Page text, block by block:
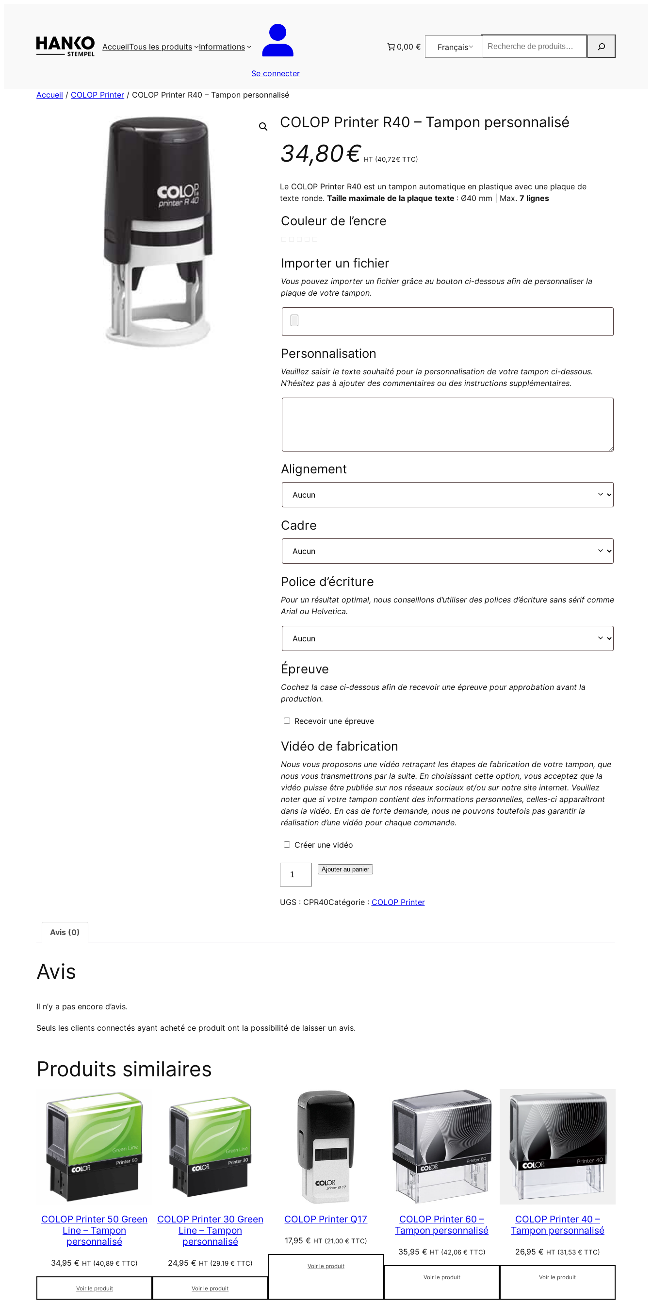
AccueilTous les produits Informations
Se connecter
0,00 € Français
Accueil / COLOP Printer / COLOP Printer R40 – Tampon personnalisé
COLOP Printer R40 – Tampon personnalisé
34,80€ HT (40,72€ TTC)
Le COLOP Printer R40 est un tampon automatique en plastique avec une plaque de
texte ronde. Taille maximale de la plaque texte : Ø40 mm | Max. 7 lignes
Couleur de l’encre
Importer un fichier
Vous pouvez importer un fichier grâce au bouton ci-dessous afin de personnaliser la
plaque de votre tampon.
Personnalisation
Veuillez saisir le texte souhaité pour la personnalisation de votre tampon ci-dessous.
N’hésitez pas à ajouter des commentaires ou des instructions supplémentaires.
Alignement
Cadre
Police d’écriture
Pour un résultat optimal, nous conseillons d’utiliser des polices d’écriture sans sérif comme
Arial ou Helvetica.
Épreuve
Cochez la case ci-dessous afin de recevoir une épreuve pour approbation avant la
production.
Recevoir une épreuve
Vidéo de fabrication
Nous vous proposons une vidéo retraçant les étapes de fabrication de votre tampon, que
nous vous transmettrons par la suite. En choisissant cette option, vous acceptez que la
vidéo puisse être publiée sur nos réseaux sociaux et/ou sur notre site internet. Veuillez
noter que si votre tampon contient des informations personnelles, celles-ci apparaîtront
dans la vidéo. En cas de forte demande, nous ne pouvons toutefois pas garantir la
réalisation d’une vidéo pour chaque commande.
Créer une vidéo
Printer
Ajouter au panier
UGS : CPR40Catégorie : COLOP Printer
Avis (0)
Avis
Il n’y a pas encore d’avis.
Seuls les clients connectés ayant acheté ce produit ont la possibilité de laisser un avis.
Produits similaires
COLOP Printer 50 Green
Line – Tampon
personnalisé
34,95€ HT (40,89€ TTC)
Voir le produit
COLOP Printer 30 Green
Line – Tampon
personnalisé
24,95 € HT (29,19 € TTC)
Voir le produit
COLOP Printer Q17
17,95 € HT (21,00 € TTC)
Voir le produit
COLOP Printer 60 –
Tampon personnalisé
35,95 € HT (42,06 € TTC)
Voir le produit
COLOP Printer 40 –
Tampon personnalisé
26,95 € HT (31,53 € TTC)
Voir le produit